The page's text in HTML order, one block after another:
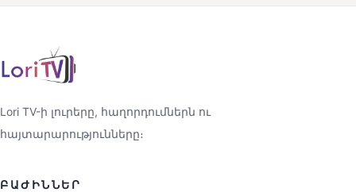
Lori TV-ի լուրերը, հաղորդումներն ու
հայտարարությունները։
ԲԱԺԻՆՆԵՐ